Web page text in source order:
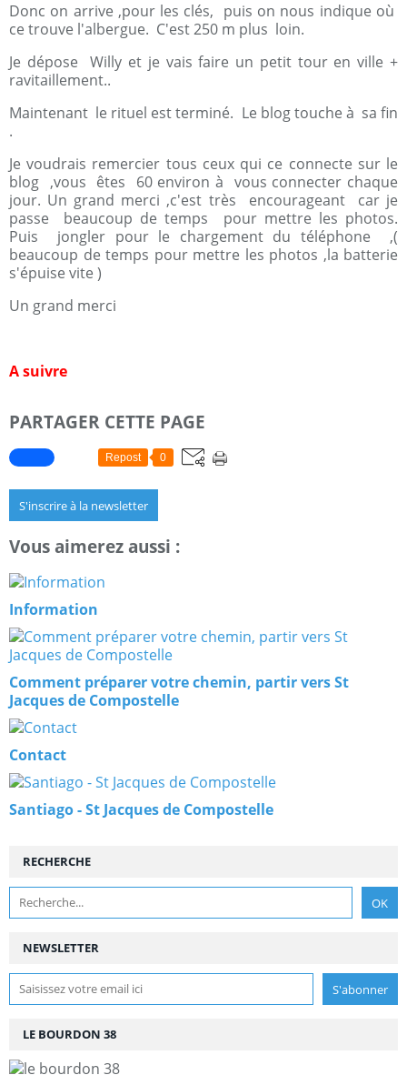
Donc on arrive ,pour les clés, puis on nous indique où
ce trouve l'albergue. C'est 250 m plus loin.
Je dépose Willy et je vais faire un petit tour en ville +
ravitaillement..
Maintenant le rituel est terminé. Le blog touche à sa fin
.
Je voudrais remercier tous ceux qui ce connecte sur le
blog ,vous êtes 60 environ à vous connecter chaque
jour. Un grand merci ,c'est très encourageant car je
passe beaucoup de temps pour mettre les photos.
Puis jongler pour le chargement du téléphone ,(
beaucoup de temps pour mettre les photos ,la batterie
s'épuise vite )
Un grand merci
A suivre
PARTAGER CETTE PAGE
Repost 0
S'inscrire à la newsletter
Vous aimerez aussi :
Information
Comment préparer votre chemin, partir vers St
Jacques de Compostelle
Contact
Santiago - St Jacques de Compostelle
NEWSLETTER
RECHERCHE
LE BOURDON 38